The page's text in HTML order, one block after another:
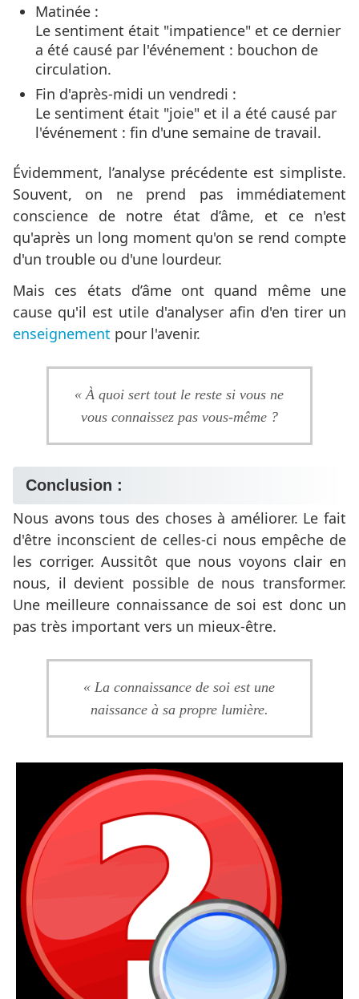
Matinée :
Le sentiment était "impatience" et ce dernier
a été causé par l'événement : bouchon de
circulation.
Fin d'après-midi un vendredi :
Le sentiment était "joie" et il a été causé par
l'événement : fin d'une semaine de travail.
Évidemment, l’analyse précédente est simpliste.
Souvent, on ne prend pas immédiatement
conscience de notre état d’âme, et ce n'est
qu'après un long moment qu'on se rend compte
d'un trouble ou d'une lourdeur.
Mais ces états d’âme ont quand même une
cause qu'il est utile d'analyser afin d'en tirer un
enseignement pour l'avenir.
« À quoi sert tout le reste si vous ne
vous connaissez pas vous-même ?
Conclusion :
Nous avons tous des choses à améliorer. Le fait
d'être inconscient de celles-ci nous empêche de
les corriger. Aussitôt que nous voyons clair en
nous, il devient possible de nous transformer.
Une meilleure connaissance de soi est donc un
pas très important vers un mieux-être.
« La connaissance de soi est une
naissance à sa propre lumière.